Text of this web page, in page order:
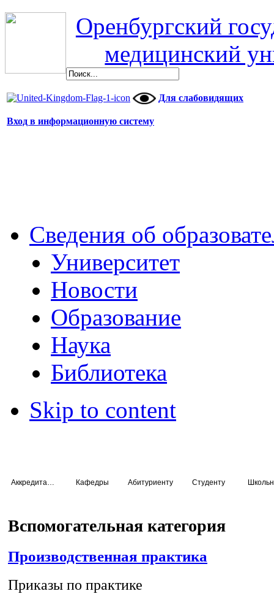
Оренбургский
медицинский
Для слабовидящих
Вход в информационную систему
Сведения об
Университет
Новости
Образование
Наука
Библиотека
Skip to content
Кафедры Абитуриенту Студенту
Вспомогательная категория
Производственная практика
Приказы по практике